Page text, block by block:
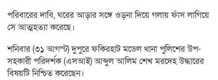
পরিবারের দাবি, ঘরের আড়ার সঙ্গে ওড়না দিয়ে গলায় ফাঁস লাগিয়ে
সে আত্মহত্যা করেছে।
শনিবার (৩১ আগস্ট) দুপুরে ফকিরহাট মডেল থানা পুলিশের উপ-
সহকারী পরিদর্শক (এসআই) আব্দুল আলিম শেখ মরদেহ উদ্ধারের
বিষয়টি নিশ্চিত করেছেন।